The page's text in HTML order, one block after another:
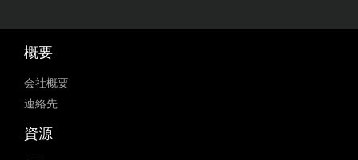
概要
会社概要
連絡先
資源